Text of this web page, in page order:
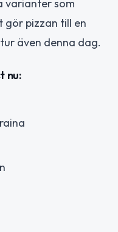
varianter som
gör pizzan till en
även denna dag.
nu: